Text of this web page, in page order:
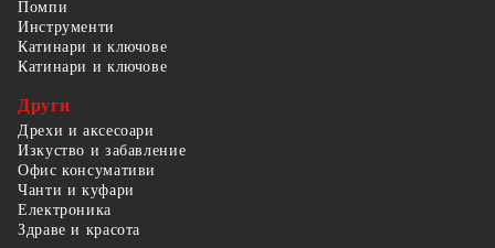
Помпи
Инструменти
Катинари и ключове
Катинари и ключове
Други
Дрехи и аксесоари
Изкуство и забавление
Офис консумативи
Чанти и куфари
Електроника
Здраве и красота